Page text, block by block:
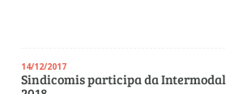
14/12/2017
Sindicomis participa da